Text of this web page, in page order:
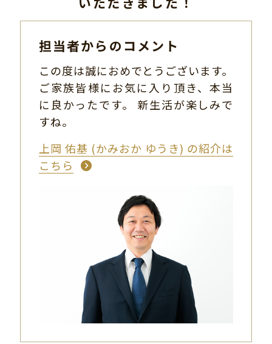
担当者からのコメント
この度は誠におめでとうございます。
ご家族皆様にお気に入り頂き、本当
に良かったです。 新生活が楽しみで
すね。
上岡 佑基 (かみおか ゆうき) の紹介は
こちら